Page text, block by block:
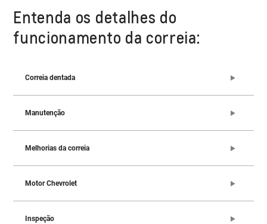
Entenda os detalhes do
funcionamento da correia:
Correia dentada
Manutenção
Melhorias da correia
Motor Chevrolet
Inspeção